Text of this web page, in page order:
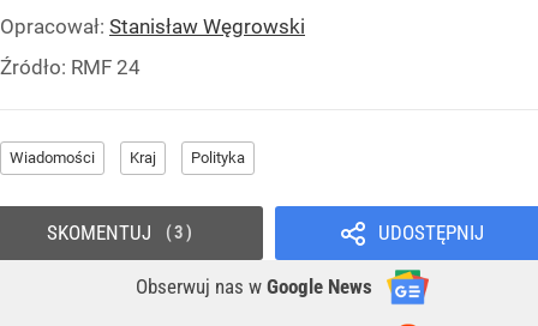
Opracował: Stanisław Węgrowski
Źródło: RMF 24
Wiadomości Kraj Polityka
UDOSTĘPNIJ
Obserwuj nas w Google News
SKOMENTUJ 3